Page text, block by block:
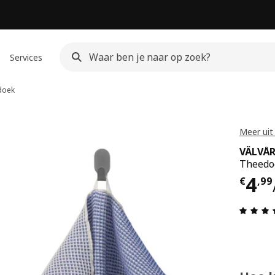
Services
Meer uit
€4,99
€